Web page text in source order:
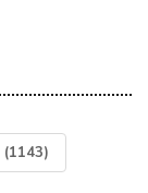
(1143)